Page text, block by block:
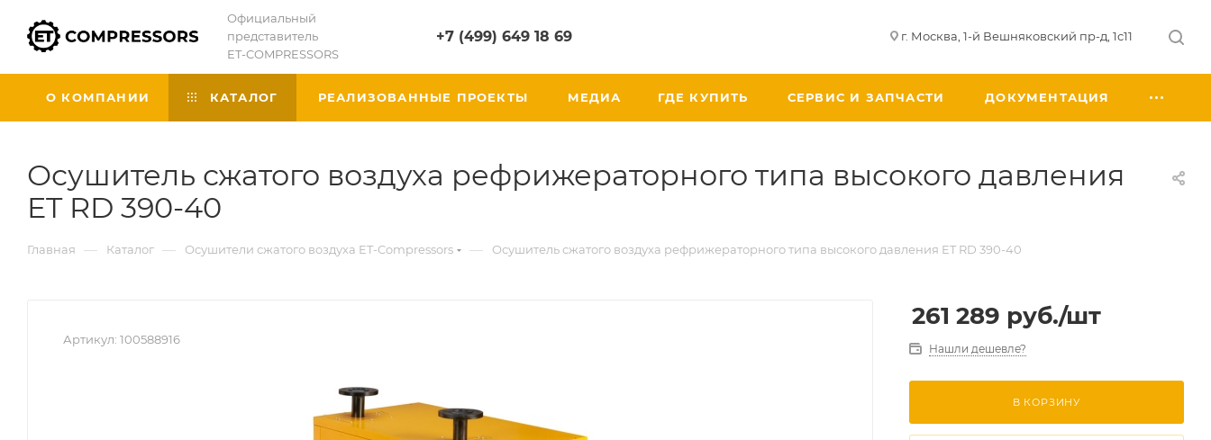
Официальный
представитель
ET-COMPRESSORS
+7 (499) 649 18 69 г. Москва, 1-й Вешняковский пр-д, 1с11
О КОМПАНИИ КАТАЛОГ РЕАЛИЗОВАННЫЕ ПРОЕКТЫ МЕДИА ГДЕ КУПИТЬ СЕРВИС И ЗАПЧАСТИ ДОКУМЕНТАЦИЯ
Осушитель сжатого воздуха рефрижераторного типа высокого давления
ET RD 390-40
Главная — Каталог — Осушители сжатого воздуха ET-Compressors — Осушитель сжатого воздуха рефрижераторного типа высокого давления ET RD 390-40
Артикул: 100588916
261 289 руб./шт
Нашли дешевле?
В КОРЗИНУ